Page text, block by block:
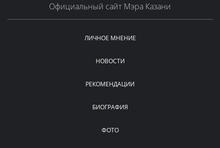
Официальный сайт Мэра Казани
ЛИЧНОЕ МНЕНИЕ
НОВОСТИ
РЕКОМЕНДАЦИИ
БИОГРАФИЯ
ФОТО